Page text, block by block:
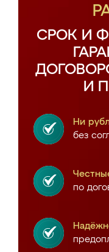
СРОК И
И
Ни
без
по